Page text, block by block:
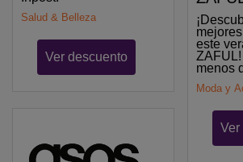
Salud & Belleza
Ver descuento
este
menos
Moda y
Ver